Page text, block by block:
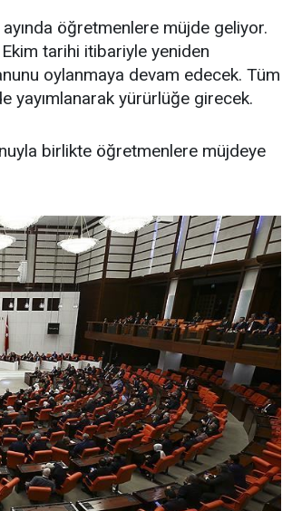
ayında öğretmenlere müjde geliyor.
tarihi itibariyle yeniden
oylanmaya devam edecek. Tüm
yayımlanarak yürürlüğe girecek.
birlikte öğretmenlere müjdeye